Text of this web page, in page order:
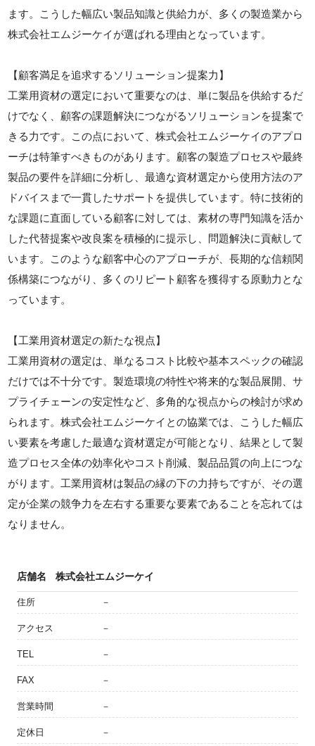
ます。こうした幅広い製品知識と供給力が、多くの製造業から
株式会社エムジーケイが選ばれる理由となっています。
【顧客満足を追求するソリューション提案力】
工業用資材の選定において重要なのは、単に製品を供給するだ
けでなく、顧客の課題解決につながるソリューションを提案で
きる力です。この点において、株式会社エムジーケイのアプロ
ーチは特筆すべきものがあります。顧客の製造プロセスや最終
製品の要件を詳細に分析し、最適な資材選定から使用方法のア
ドバイスまで一貫したサポートを提供しています。特に技術的
な課題に直面している顧客に対しては、素材の専門知識を活か
した代替提案や改良案を積極的に提示し、問題解決に貢献して
います。このような顧客中心のアプローチが、長期的な信頼関
係構築につながり、多くのリピート顧客を獲得する原動力とな
っています。
【工業用資材選定の新たな視点】
工業用資材の選定は、単なるコスト比較や基本スペックの確認
だけでは不十分です。製造環境の特性や将来的な製品展開、サ
プライチェーンの安定性など、多角的な視点からの検討が求め
られます。株式会社エムジーケイとの協業では、こうした幅広
い要素を考慮した最適な資材選定が可能となり、結果として製
造プロセス全体の効率化やコスト削減、製品品質の向上につな
がります。工業用資材は製品の縁の下の力持ちですが、その選
定が企業の競争力を左右する重要な要素であることを忘れては
なりません。
店舗名 株式会社エムジーケイ
住所 －
アクセス －
TEL －
FAX －
営業時間 －
定休日 －